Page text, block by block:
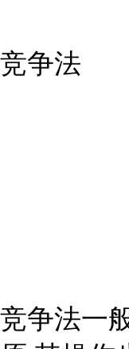
竞争法
竞争法一